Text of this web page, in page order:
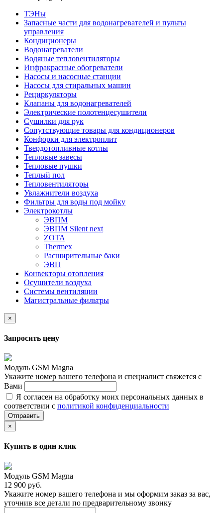
ТЭНы
Запасные части для водонагревателей и пульты
управления
Кондиционеры
Водонагреватели
Водяные тепловентиляторы
Инфракрасные обогреватели
Насосы и насосные станции
Насосы для стиральных машин
Рециркуляторы
Клапаны для водонагревателей
Электрические полотенцесушители
Сушилки для рук
Сопутствующие товары для кондиционеров
Конфорки для электроплит
Твердотопливные котлы
Тепловые завесы
Тепловые пушки
Теплый пол
Тепловентиляторы
Увлажнители воздуха
Фильтры для воды под мойку
Электрокотлы
ЭВПМ
ЭВПМ Silent next
ZOTA
Thermex
Расширительные баки
ЭВП
Конвекторы отопления
Осушители воздуха
Системы вентиляции
Магистральные фильтры
×
Запросить цену
Модуль GSM Magna
Укажите номер вашего телефона и специалист свяжется с
Вами
Я согласен на обработку моих персональных данных в
соответствии с политикой конфиденциальности
Отправить
×
Купить в один клик
Модуль GSM Magna
12 900 руб.
Укажите номер вашего телефона и мы оформим заказ за вас,
уточнив все детали по предварительному звонку